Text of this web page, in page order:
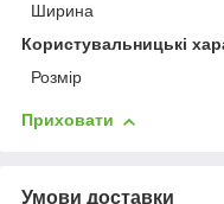
Ширина
Користувальницькі
Розмір
Приховати
Умови доставки